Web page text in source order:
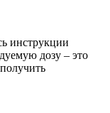
инструкции
дозу – это